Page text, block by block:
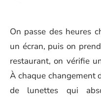
On passe des heures
un écran, puis on
restaurant, on vérifie
À chaque changement
de lunettes qui